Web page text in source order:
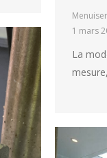
1 mars
La